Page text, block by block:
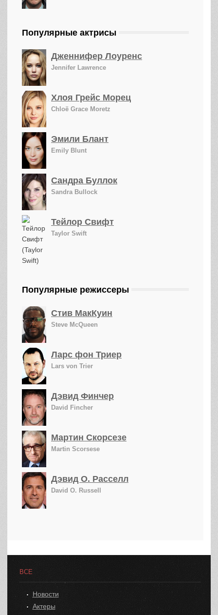
Популярные актрисы
Дженнифер Лоуренс
Jennifer Lawrence
Хлоя Грейс Морец
Chloë Grace Moretz
Эмили Блант
Emily Blunt
Сандра Буллок
Sandra Bullock
Тейлор Свифт
Taylor Swift
Популярные режиссеры
Стив МакКуин
Steve McQueen
Ларс фон Триер
Lars von Trier
Дэвид Финчер
David Fincher
Мартин Скорсезе
Martin Scorsese
Дэвид О. Расселл
David O. Russell
ВСЕ
Новости
Актеры